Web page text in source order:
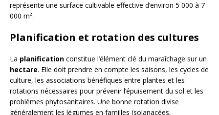
représente une surface cultivable effective d’environ 5 000 à 7
000 m².
Planification et rotation des cultures
La planification constitue l’élément clé du maraîchage sur un
hectare. Elle doit prendre en compte les saisons, les cycles de
culture, les associations bénéfiques entre plantes et les
rotations nécessaires pour prévenir l’épuisement du sol et les
problèmes phytosanitaires. Une bonne rotation divise
généralement les légumes en familles (solanacées,